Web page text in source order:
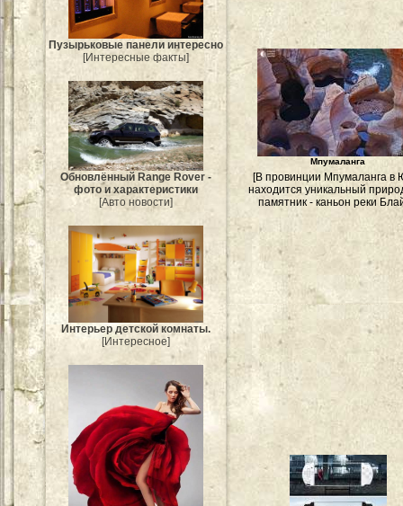
Пузырьковые панели интересно
[Интересные факты]
Обновлённый Range Rover -
фото и характеристики
[Авто новости]
Интерьер детской комнаты.
[Интересное]
Мпумаланга
[В провинции Мпумаланга в
находится уникальный
памятник - каньон реки